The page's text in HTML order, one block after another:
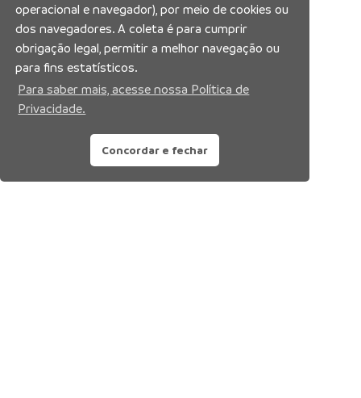
operacional e navegador), por meio de cookies ou
dos navegadores. A coleta é para cumprir
obrigação legal, permitir a melhor navegação ou
para fins estatísticos.
Para saber mais, acesse nossa Política de
Privacidade.
Concordar e fechar